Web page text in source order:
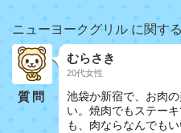
ニューヨークグリル に関す
質問
むらさき
20代女性
池袋か新宿で、お肉
い。焼肉でもステー
も、肉ならなんでもい